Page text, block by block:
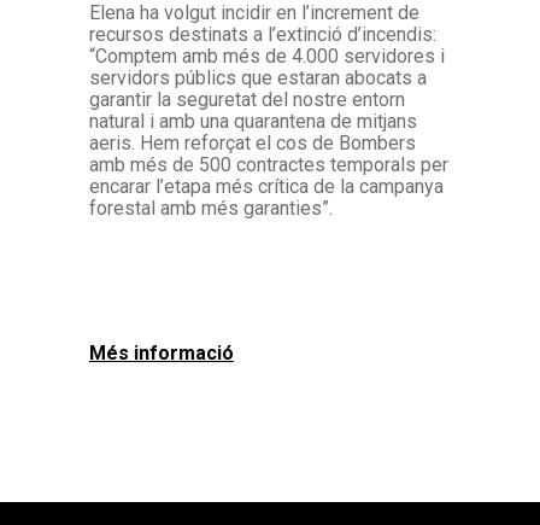
Elena ha volgut incidir en l’increment de
recursos destinats a l’extinció d’incendis:
“Comptem amb més de 4.000 servidores i
servidors públics que estaran abocats a
garantir la seguretat del nostre entorn
natural i amb una quarantena de mitjans
aeris. Hem reforçat el cos de Bombers
amb més de 500 contractes temporals per
encarar l’etapa més crítica de la campanya
forestal amb més garanties”.
Més informació